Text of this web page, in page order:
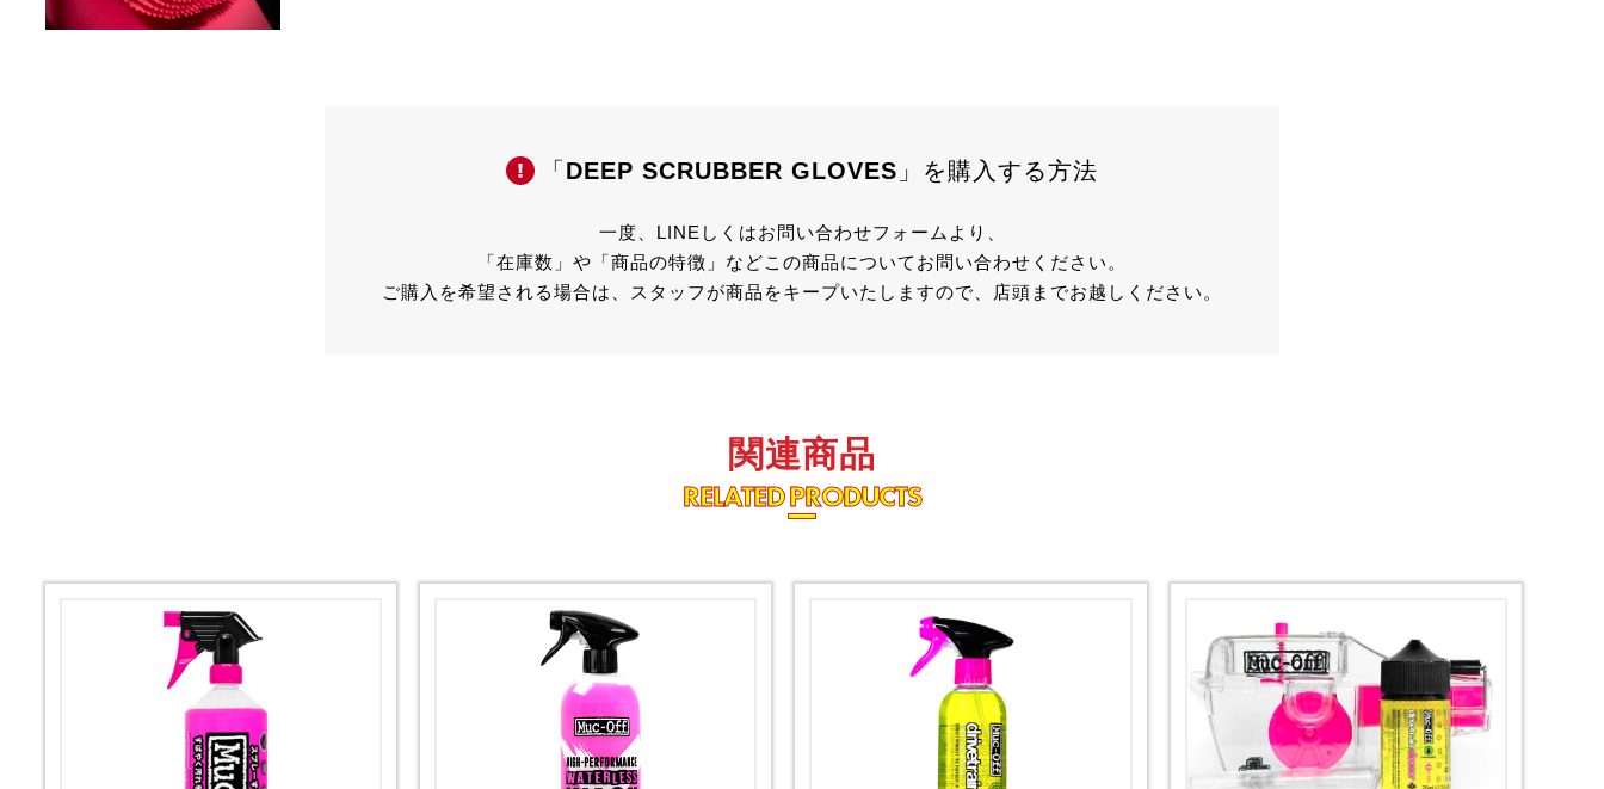
「 DEEP SCRUBBER GLOVES 」を購入する方法
一度、LINEしくはお問い合わせフォームより、
「在庫数」や「商品の特徴」などこの商品についてお問い合わせください。
ご購入を希望される場合は、スタッフが商品をキープいたしますので、店頭までお越しください。
関連商品
RELATED PRODUCTS